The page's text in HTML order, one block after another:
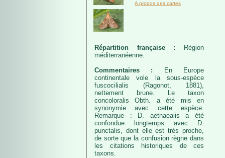
A propos des cartes
Répartition française :
Région
méditerranéenne.
Commentaires :
En Europe
continentale vole la sous-espèce
fuscocilialis (Ragonot, 1881),
nettement brune. Le taxon
concoloralis Obth. a été mis en
synonymie avec cette espèce.
Remarque : D. aetnaealis a été
confondue longtemps avec D.
punctalis, dont elle est très proche,
de sorte que la confusion règne dans
les citations historiques de ces
taxons.